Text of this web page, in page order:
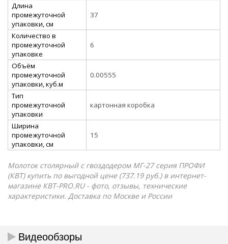
Длина
промежуточной
упаковки, см
37
Количество в
промежуточной
упаковке
6
Объём
промежуточной
упаковки, куб.м
0.00555
Тип
промежуточной
упаковки
картонная коробка
Ширина
промежуточной
упаковки, см
15
Молоток столярный с гвоздодером МГ-27 серия ПРОФИ
(КВТ) купить по выгодной цене (737.19 руб.) в интернет-
магазине КВТ-PRO.RU - фото, отзывы, технические
характеристики. Доставка по Москве и России
Видеообзоры